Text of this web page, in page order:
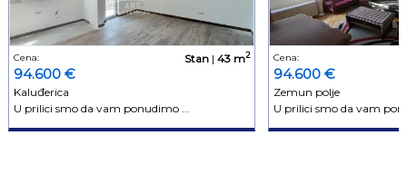
Cena:
94.600 €
Stan| 43 m2
Kaluđerica
U prilici smo da vam ponudimo ...
Cena:
94.600 €
Zemun polje
U prilici smo da vam